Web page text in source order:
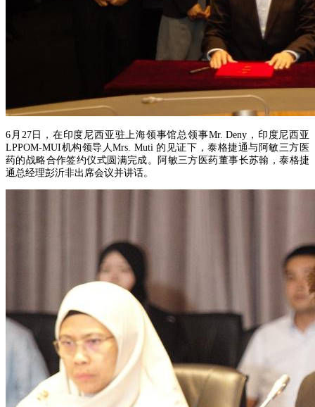
6月27日，在印度尼西亚驻上海领事馆总领事Mr. Deny，印度尼西亚
LPPOM-MUI机构领导人Mrs. Muti 的见证下，泰格捷通与阿敏三方医
药的战略合作签约仪式圆满完成。阿敏三方医药董事长苏翰，泰格捷
通总经理彭沂非出席会议并讲话。